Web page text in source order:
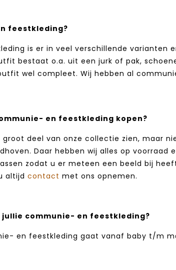
feestkleding?
is er in veel verschillende varianten
bestaat o.a. uit een jurk of pak,
wel compleet. Wij hebben al
en feestkleding kopen?
deel van onze collectie zien, maar
Daar hebben wij alles op voorraad
zodat u er meteen een beeld bij
altijd contact met ons opnemen.
communie- en feestkleding?
en feestkleding gaat vanaf baby t/m